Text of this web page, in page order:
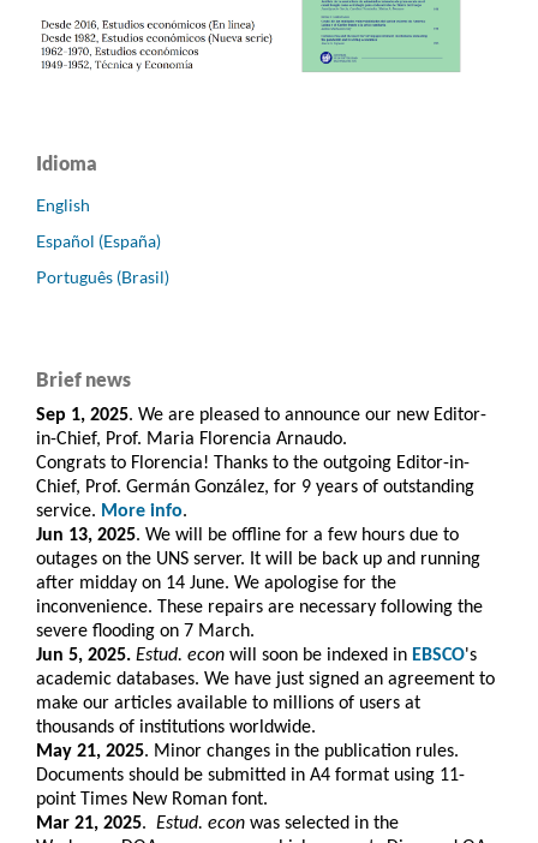
Idioma
English
Español (España)
Português (Brasil)
Brief news
Sep 1, 2025. We are pleased to announce our new Editor-
in-Chief, Prof. Maria Florencia Arnaudo.
Congrats to Florencia! Thanks to the outgoing Editor-in-
Chief, Prof. Germán González, for 9 years of outstanding
service. More info.
Jun 13, 2025. We will be offline for a few hours due to
outages on the UNS server. It will be back up and running
after midday on 14 June. We apologise for the
inconvenience. These repairs are necessary following the
severe flooding on 7 March.
Jun 5, 2025. Estud. econ will soon be indexed in EBSCO's
academic databases. We have just signed an agreement to
make our articles available to millions of users at
thousands of institutions worldwide.
May 21, 2025. Minor changes in the publication rules.
Documents should be submitted in A4 format using 11-
point Times New Roman font.
Mar 21, 2025. Estud. econ was selected in the